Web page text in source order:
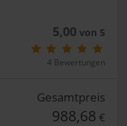
5,00 von 5
4 Bewertungen
Gesamtpreis
988,68 €